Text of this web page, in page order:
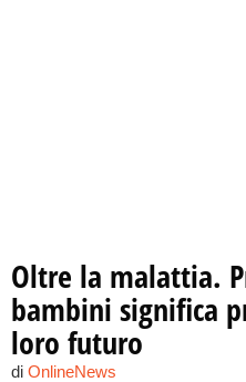
Oltre la malattia.
bambini significa
loro futuro
di OnlineNews